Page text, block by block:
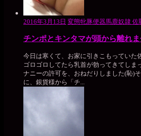
2016年3月13日 変態牝豚便器馬鹿奴隷 佐
チンポとキンタマが頭から離れ
今日は寒くて、お家に引きこもっていた
ゴロゴロしてたら乳首が勃ってきてし
ナニーの許可を、おねだりしました(恥)
に、銀貨様から「チ...